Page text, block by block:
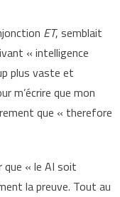
ET, semblait
« intelligence
plus vaste et
m’écrire que mon
que « therefore
« le AI soit
la preuve. Tout au